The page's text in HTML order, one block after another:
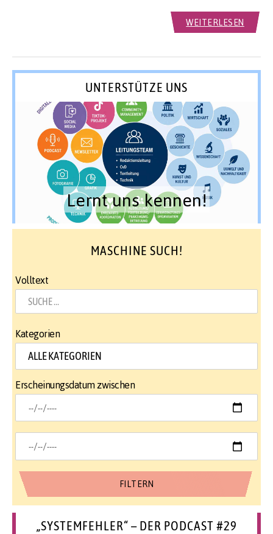
WEITERLESEN
UNTERSTÜTZE UNS
Lernt uns kennen!
MASCHINE SUCH!
Volltext
Kategorien
Erscheinungsdatum zwischen
„SYSTEMFEHLER“ – DER PODCAST #29